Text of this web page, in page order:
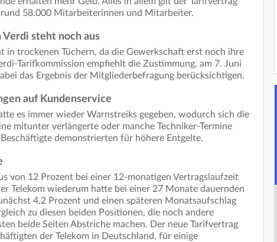
rund 58.000 Mitarbeiterinnen und Mitarbeiter.
steht noch aus
in trockenen Tüchern, da die Gewerkschaft erst noch ihre
Tarifkommission empfiehlt die Zustimmung, am 7. Juni
das Ergebnis der Mitgliederbefragung berücksichtigen.
auf Kundenservice
es immer wieder Warnstreiks gegeben, wodurch sich die
mitunter verlängerte oder manche Techniker-Termine
demonstrierten für höhere Entgelte.
von 12 Prozent bei einer 12-monatigen Vertragslaufzeit
Telekom wiederum hatte bei einer 27 Monate dauernden
4,2 Prozent und einen späteren Monatsaufschlag
zu diesen beiden Positionen, die noch andere
beide Seiten Abstriche machen. Der neue Tarifvertrag
der Telekom in Deutschland, für einige